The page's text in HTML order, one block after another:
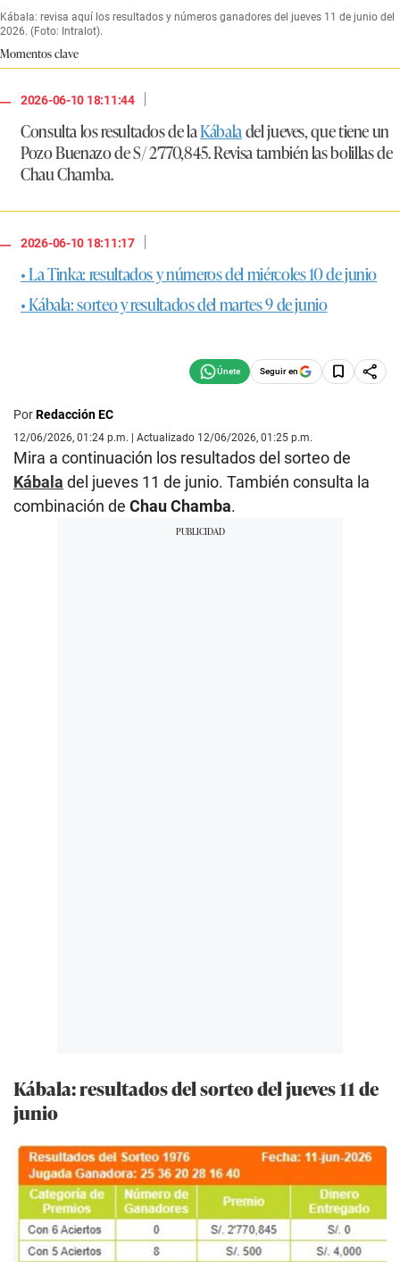
Kábala: revisa aquí los resultados y números ganadores del jueves 11 de junio del
2026. (Foto: Intralot).
Momentos clave
2026-06-10 18:11:44
|
Consulta los resultados de laKábaladel jueves, que tiene un
Pozo Buenazo deS/ 2′770,845. Revisa también las bolillas de
Chau Chamba.
2026-06-10 18:11:17
|
• La Tinka: resultados y números del miércoles 10 de junio
• Kábala: sorteo y resultados del martes 9 de junio
Seguir en
PorRedacción EC
12/06/2026, 01:24 p.m. | Actualizado 12/06/2026, 01:25 p.m.
Mira a continuación los resultados del sorteo de
Kábala del jueves 11 de junio. También consulta la
combinación de Chau Chamba.
Kábala: resultados del sorteo del jueves 11 de
junio